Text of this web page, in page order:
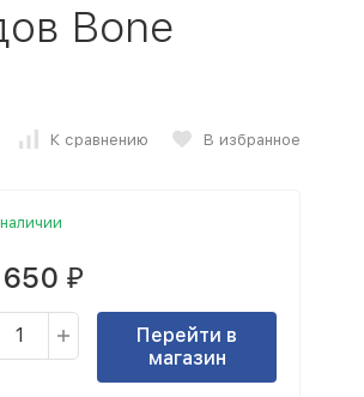
Bone
К сравнению В избранное
₽
Перейти в
магазин